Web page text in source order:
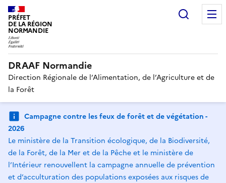
PRÉFET
DE LA RÉGION
NORMANDIE
DRAAF Normandie
Direction Régionale de l’Alimentation, de l’Agriculture et de
la Forêt
Campagne contre les feux de forêt et de végétation -
2026
Le ministère de la Transition écologique, de la Biodiversité,
de la Forêt, de la Mer et de la Pêche et le ministère de
l’Intérieur renouvellent la campagne annuelle de prévention
et d’acculturation des populations exposées aux risques de